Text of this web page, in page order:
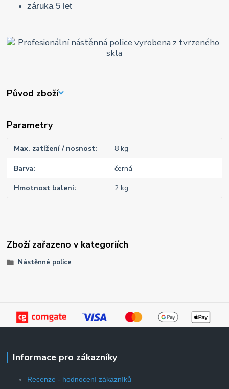
záruka 5 let
Původ zboží
Parametry
Max. zatížení / nosnost 8 kg
Barva černá
Hmotnost balení 2 kg
Zboží zařazeno v kategoriích
Nástěnné police
Informace pro zákazníky
Recenze - hodnocení zákazníků